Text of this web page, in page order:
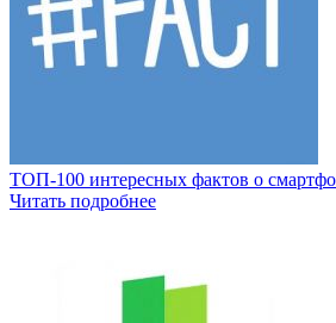
ТОП-100 интересных фактов о
Читать подробнее